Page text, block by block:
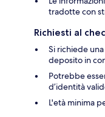
tradotte con
Richiesti al
Si richiede
deposito in
Potrebbe
d’identità
L'età minima